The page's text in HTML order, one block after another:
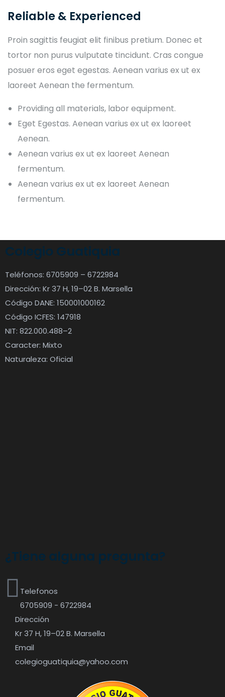
Reliable & Experienced
Proin sagittis feugiat elit finibus pretium. Donec et
tortor non purus vulputate tincidunt. Cras congue
posuer eros eget egestas. Aenean varius ex ut ex
laoreet Aenean the fermentum.
Providing all materials, labor equipment.
Eget Egestas. Aenean varius ex ut ex laoreet
Aenean.
Aenean varius ex ut ex laoreet Aenean
fermentum.
Aenean varius ex ut ex laoreet Aenean
fermentum.
Colegio Guatiquia
Teléfonos: 6705909 – 6722984
Dirección: Kr 37 H, 19–02 B. Marsella
Código DANE: 150001000162
Código ICFES: 147918
NIT: 822.000.488–2
Caracter: Mixto
Naturaleza: Oficial
¿Tiene alguna pregunta?
Telefonos
6705909 - 6722984
Dirección
Kr 37 H, 19–02 B. Marsella
Email
colegioguatiquia@yahoo.com